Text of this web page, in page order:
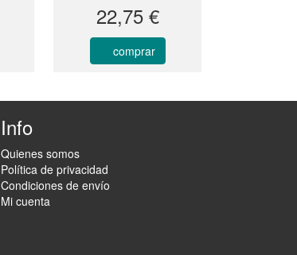
22,75 €
comprar
Info
Quienes somos
Política de privacidad
Condiciones de envío
Mi cuenta